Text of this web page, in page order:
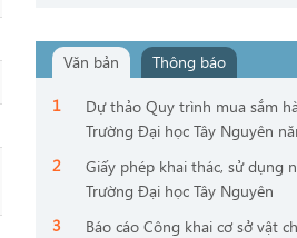
Văn bản Thông báo
Dự thảo Quy trình mua sắm
Trường Đại học Tây Nguyên
Giấy phép khai thác, sử dụng
Trường Đại học Tây Nguyên
Báo cáo Công khai cơ sở vật